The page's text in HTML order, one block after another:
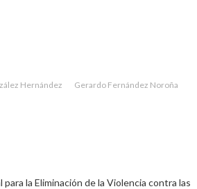
Hernández
Gerardo Fernández Noroña
la Eliminación de la Violencia contra las